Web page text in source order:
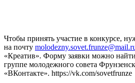
Чтобы принять участие в конкурсе,
на почту
«Креатив». Форму заявки можно
группе молодежного совета
«ВКонтакте». https://vk.com/sovetfrunze